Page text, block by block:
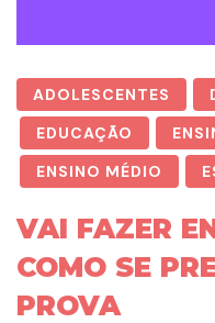
ADOLESCENTES
EDUCAÇÃO
ENSINO MÉDIO
VAI FAZER
COMO SE
PROVA